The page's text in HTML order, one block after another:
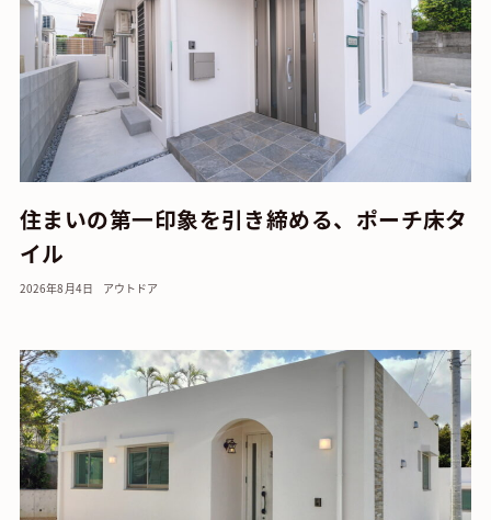
住まいの第一印象を引き締める、ポーチ床タ
イル
2026年8月4日 アウトドア